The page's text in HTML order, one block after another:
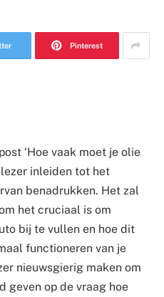
Pinterest
‘Hoe vaak moet je olie
inleiden tot het
benadrukken. Het zal
het cruciaal is om
bij te vullen en hoe dit
functioneren van je
nieuwsgierig maken om
geven op de vraag hoe